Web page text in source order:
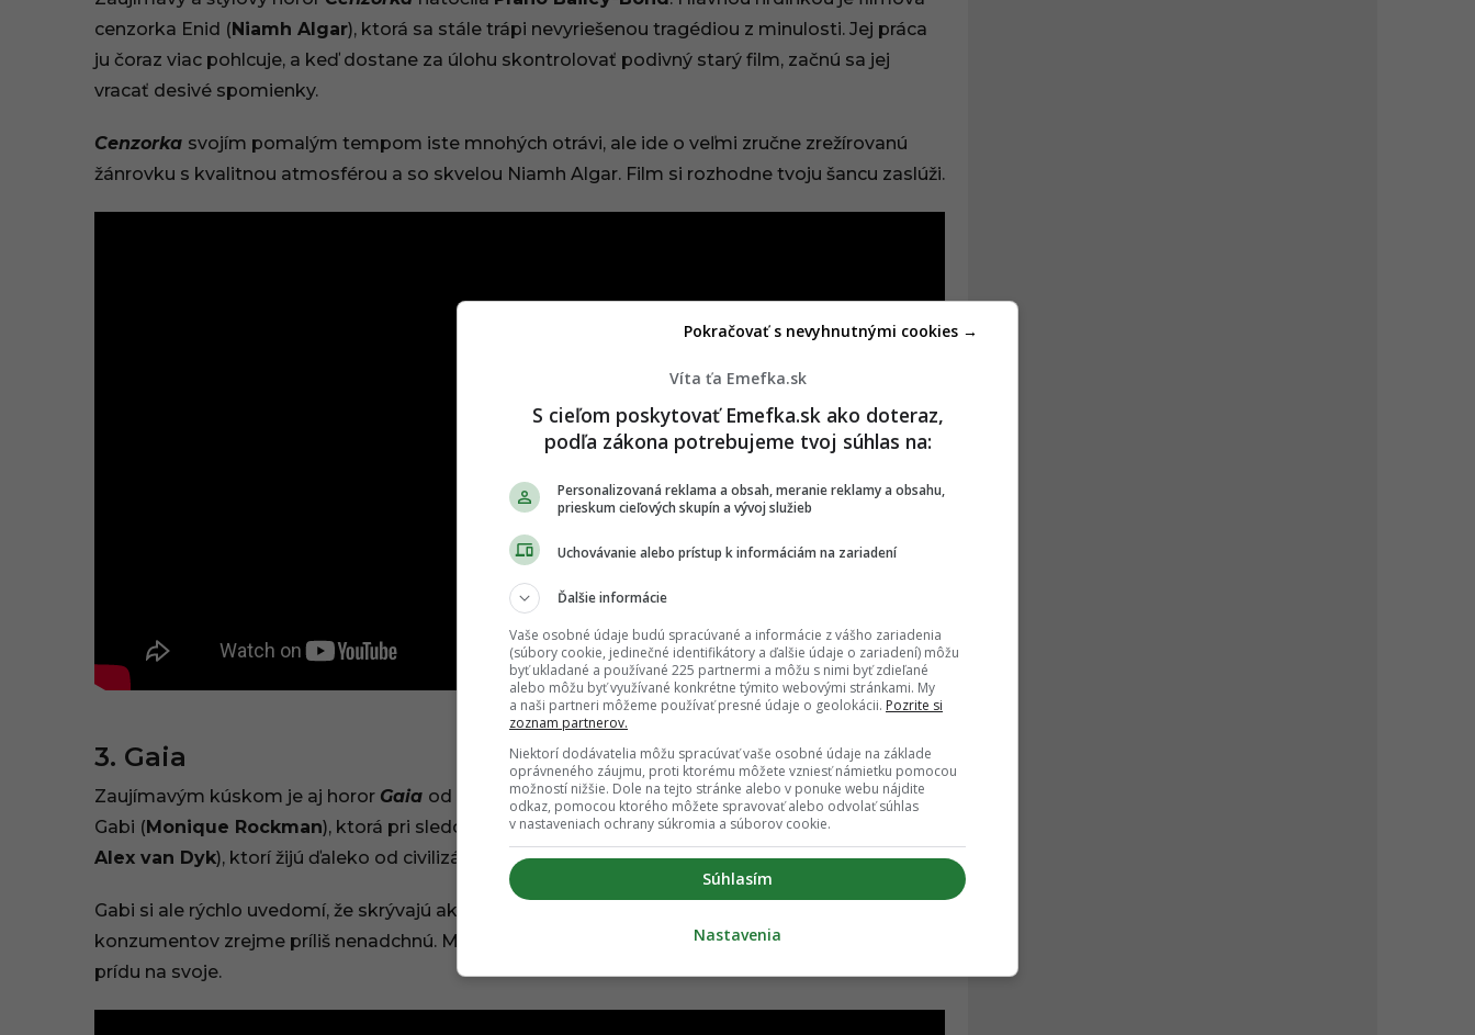
cenzorka Enid (Niamh Algar), ktorá sa stále trápi nevyriešenou tragédiou z minulosti. Jej práca
ju čoraz viac pohlcuje, a keď dostane za úlohu skontrolovať podivný starý film, začnú sa jej
vracať desivé spomienky.
Cenzorka svojím pomalým tempom iste mnohých otrávi, ale ide o veľmi zručne zrežírovanú
žánrovku s kvalitnou atmosférou a so skvelou Niamh Algar. Film si rozhodne tvoju šancu zaslúži.
3. Gaia
Zaujímavým kúskom je aj horor Gaia od Jaca Bouwera. V centre príbehu je strážkyňa parku
Gabi ( Monique Rockman), ktorá pri sledovacej misii v lese narazí na otca a syna (Carel Nel
Alex van Dyk), ktorí žijú ďaleko od civilizácie.
Gabi si ale rýchlo uvedomí, že skrývajú akési tajomstvo.
konzumentov zrejme príliš nenadchnú. Milovníci trochu artovejších žánroviek a originality si však
prídu na svoje.
Víta ťa Emefka.sk
S cieľom poskytovať Emefka.sk ako doteraz,
podľa zákona potrebujeme tvoj súhlas na:
Personalizovaná reklama a obsah, meranie reklamy a obsahu,
prieskum cieľových skupín a vývoj služieb
Uchovávanie alebo prístup k informáciám na zariadení
Ďalšie informácie
Vaše osobné údaje budú spracúvané a informácie z vášho zariadenia
(súbory cookie, jedinečné identifikátory a ďalšie údaje o zariadení) môžu
byť ukladané a používané 225 partnermi a môžu s nimi byť zdieľané
alebo môžu byť využívané konkrétne týmito webovými stránkami. My
a naši partneri môžeme používať presné údaje o geolokácii. Pozrite si
zoznam partnerov.
Niektorí dodávatelia môžu spracúvať vaše osobné údaje na základe
oprávneného záujmu, proti ktorému môžete vzniesť námietku pomocou
možností nižšie. Dole na tejto stránke alebo v ponuke webu nájdite
odkaz, pomocou ktorého môžete spravovať alebo odvolať súhlas
v nastaveniach ochrany súkromia a súborov cookie.
Súhlasím
Pokračovať s nevyhnutnými cookies →
Nastavenia